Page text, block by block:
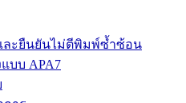
ละยืนยันไม่ตีพิมพ์ซ้ำซ้อน
บบ APA7